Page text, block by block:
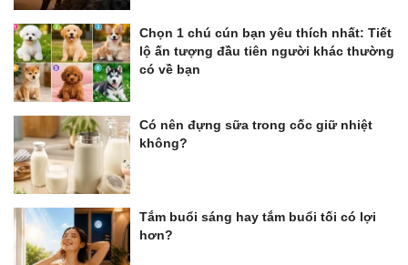
Chọn 1 chú cún bạn yêu thích nhất: Tiết
lộ ấn tượng đầu tiên người khác thường
có về bạn
Có nên đựng sữa trong cốc giữ nhiệt
không?
Tắm buổi sáng hay tắm buổi tối có lợi
hơn?